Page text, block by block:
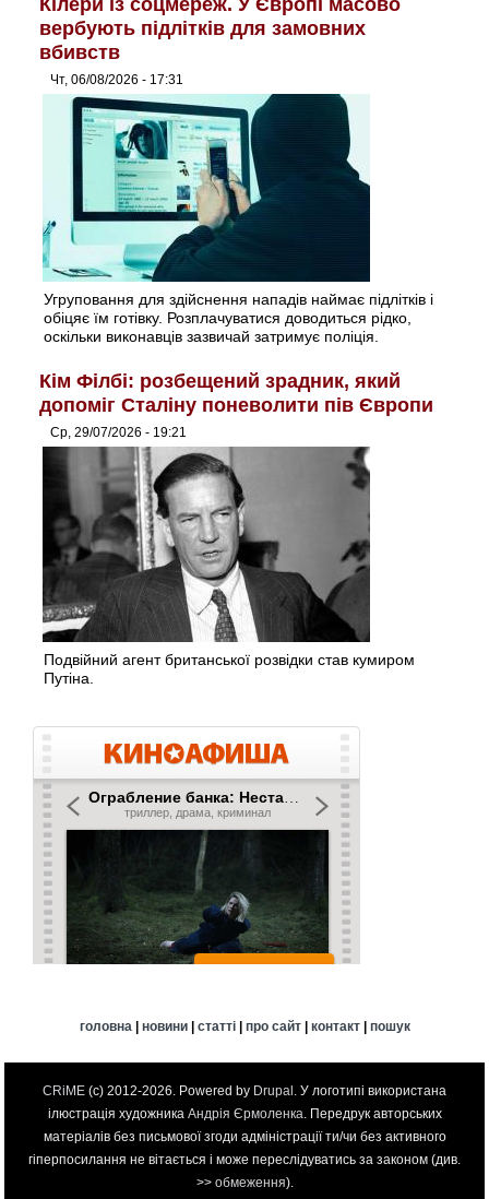
Кілери із соцмереж. У Європі масово
вербують підлітків для замовних
вбивств
Чт, 06/08/2026 - 17:31
Угруповання для здійснення нападів наймає підлітків і
обіцяє їм готівку. Розплачуватися доводиться рідко,
оскільки виконавців зазвичай затримує поліція.
Кім Філбі: розбещений зрадник, який
допоміг Сталіну поневолити пів Європи
Ср, 29/07/2026 - 19:21
Подвійний агент британської розвідки став кумиром
Путіна.
головна| новини| статті| про сайт| контакт| пошук
CRiME (c) 2012-2026. Powered by Drupal. У логотипі використана
ілюстрація художника Андрія Єрмоленка. Передрук авторських
матеріалів без письмової згоди адміністрації ти/чи без активного
гіперпосилання не вітається і може переслідуватись за законом (див.
>> обмеження).